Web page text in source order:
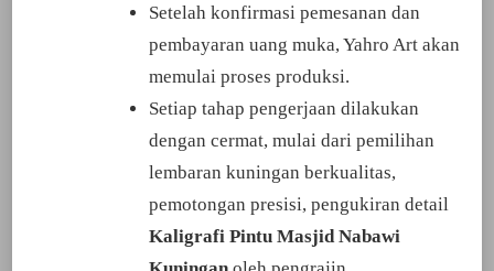
Setelah konfirmasi pemesanan dan
pembayaran uang muka, Yahro Art akan
memulai proses produksi.
Setiap tahap pengerjaan dilakukan
dengan cermat, mulai dari pemilihan
lembaran kuningan berkualitas,
pemotongan presisi, pengukiran detail
Kaligrafi Pintu Masjid Nabawi